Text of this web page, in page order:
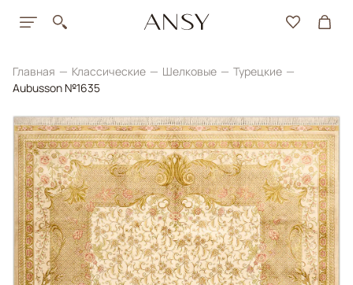
Главная Классические Шелковые
Турецкие
Aubusson №1635